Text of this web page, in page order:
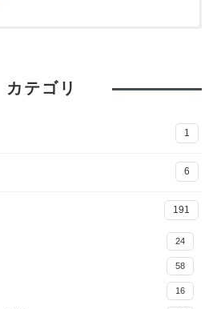
ファイルを実行！同期・非同期
React プロジェクトの関数名や
ファイルを実行！同期・非同期
【CSS】画像を横幅いっぱいに
Jupyter Notebook を「.py」の
Pythonで実行可能なコードに変
URLs の POST データを取得し
PHPのバージョンアップ方法
【2021年1月9日放送】アド街
カテゴリ
1
6
191
24
58
16